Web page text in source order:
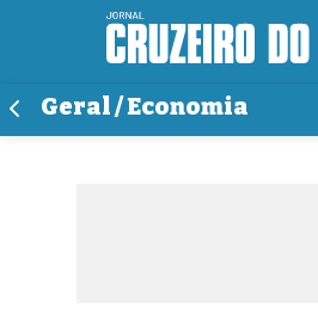
Geral / Economia